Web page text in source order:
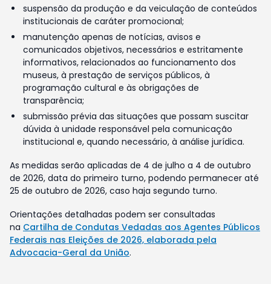
suspensão da produção e da veiculação de conteúdos
institucionais de caráter promocional;
manutenção apenas de notícias, avisos e
comunicados objetivos, necessários e estritamente
informativos, relacionados ao funcionamento dos
museus, à prestação de serviços públicos, à
programação cultural e às obrigações de
transparência;
submissão prévia das situações que possam suscitar
dúvida à unidade responsável pela comunicação
institucional e, quando necessário, à análise jurídica.
As medidas serão aplicadas de 4 de julho a 4 de outubro
de 2026, data do primeiro turno, podendo permanecer até
25 de outubro de 2026, caso haja segundo turno.
Orientações detalhadas podem ser consultadas
na Cartilha de Condutas Vedadas aos Agentes Públicos
Federais nas Eleições de 2026, elaborada pela
Advocacia-Geral da União.